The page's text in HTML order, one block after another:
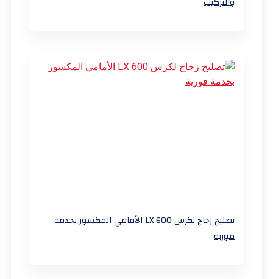
تصليح زجاج لكزس LX 600 الأمامي المكسور بخدمة
فورية